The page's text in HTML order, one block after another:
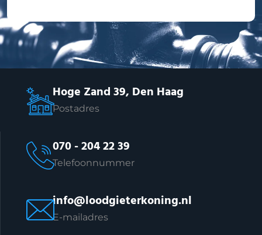
Hoge Zand 39, Den Haag
Postadres
070 - 204 22 39
Telefoonnummer
info@loodgieterkoning.nl
E-mailadres